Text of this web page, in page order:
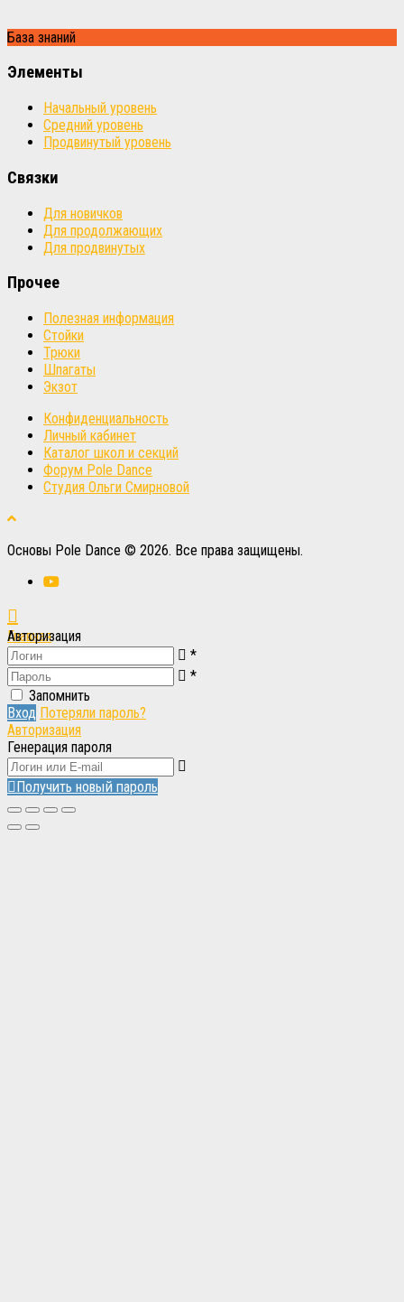
База знаний
Элементы
Начальный уровень
Средний уровень
Продвинутый уровень
Связки
Для новичков
Для продолжающих
Для продвинутых
Прочее
Полезная информация
Стойки
Трюки
Шпагаты
Экзот
Конфиденциальность
Личный кабинет
Каталог школ и секций
Форум Pole Dance
Студия Ольги Смирновой
Основы Pole Dance © 2026. Все права защищены.
Главная
Вход
Вход
Авторизация
*
*
Запомнить
Вход Потеряли пароль?
Авторизация
Генерация пароля
Получить новый пароль